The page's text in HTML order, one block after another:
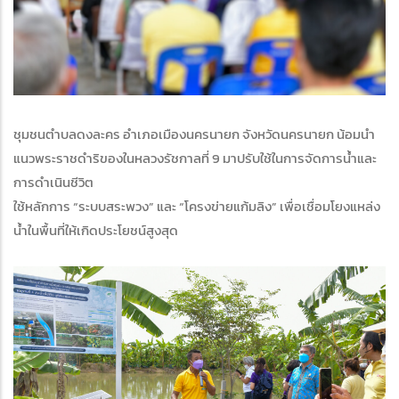
ชุมชนตำบลดงละคร อำเภอเมืองนครนายก จังหวัดนครนายก น้อมนำ
แนวพระราชดำริของในหลวงรัชกาลที่ 9 มาปรับใช้ในการจัดการน้ำและ
การดำเนินชีวิต
ใช้หลักการ “ระบบสระพวง” และ “โครงข่ายแก้มลิง” เพื่อเชื่อมโยงแหล่ง
น้ำในพื้นที่ให้เกิดประโยชน์สูงสุด